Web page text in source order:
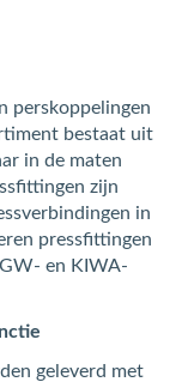
perskoppelingen
bestaat uit
in de maten
zijn
in
pressfittingen
en KIWA-
geleverd met